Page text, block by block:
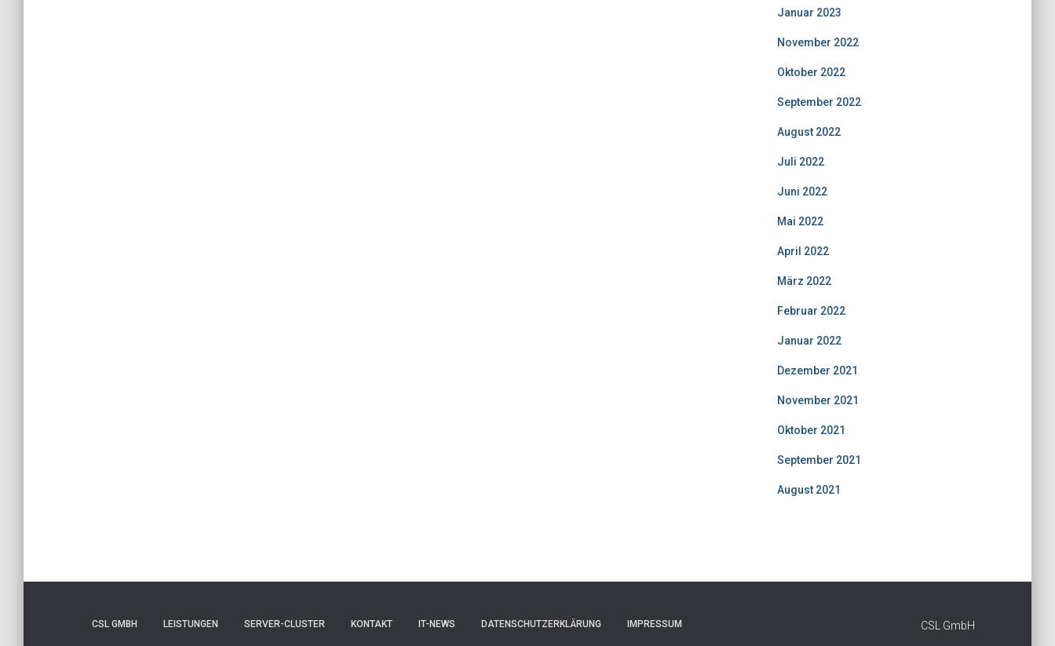
Januar 2023
November 2022
Oktober 2022
September 2022
August 2022
Juli 2022
Juni 2022
Mai 2022
April 2022
März 2022
Februar 2022
Januar 2022
Dezember 2021
November 2021
Oktober 2021
September 2021
August 2021
CSL GMBH LEISTUNGEN SERVER-CLUSTER KONTAKT IT-NEWS DATENSCHUTZERKLÄRUNG IMPRESSUM CSL GmbH